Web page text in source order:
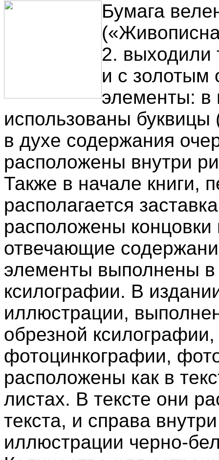
Бумага
2. выходили
и с золотым
элементы: в
использованы
в духе содержания
расположены внутри
Также в начале книги,
располагается
расположены
отвечающие
элементы выполнены в
ксилографии. В
иллюстрации,
обрезной
фотоцинкографии,
расположены как в
листах. В тексте они
текста, и справа
иллюстрации черно-